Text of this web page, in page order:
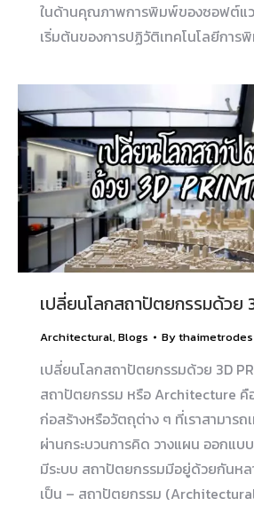
ในด้านคุณภาพการพิมพ์ของซอฟต์แว
เริ่มต้นของการปฏิวัติเทคโนโลยีการ
เปลี่ยนโลกสถาปัตยกรรมด้วย
Architectural, Blogs Bythaimetrodes
เปลี่ยนโลกสถาปัตยกรรมด้วย 3D
สถาปัตยกรรม หรือ Architecture คื
ก่อสร้างหรือวัตถุต่าง ๆ ที่เราสามาร
ผ่านกระบวนการคิด วางแผน ออกแบ
มีระบบ สถาปัตยกรรมมีอยู่ด้วยกันหล
เป็น – สถาปัตยกรรม